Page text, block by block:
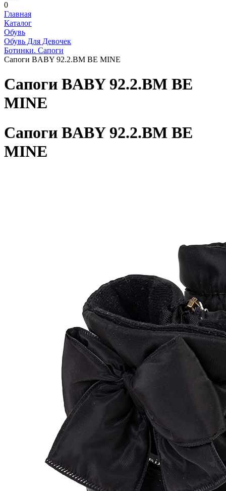
0
Главная
Каталог
Обувь
Обувь Для Девочек
Ботинки. Сапоги
Сапоги BABY 92.2.BM BE MINE
Сапоги BABY 92.2.BM BE
MINE
Сапоги BABY 92.2.BM BE
MINE